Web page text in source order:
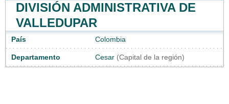
DIVISIÓN ADMINISTRATIVA DE
VALLEDUPAR
País Colombia
Departamento Cesar (Capital de la región)